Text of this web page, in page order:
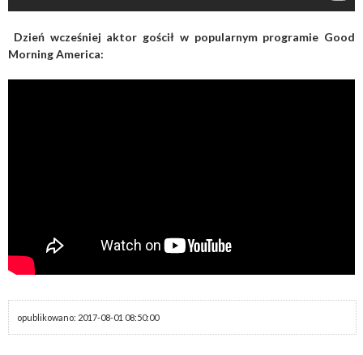
Dzień wcześniej aktor gościł w popularnym programie Good
Morning America:
opublikowano: 2017-08-01 08:50:00